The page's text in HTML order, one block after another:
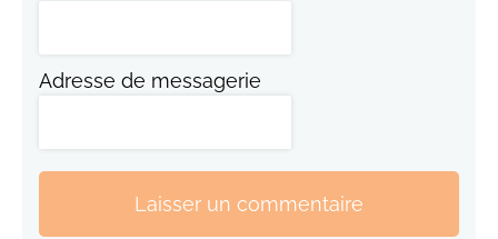
Adresse de messagerie
Laisser un commentaire